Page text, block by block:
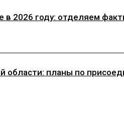
2026 году: отделяем
планы по